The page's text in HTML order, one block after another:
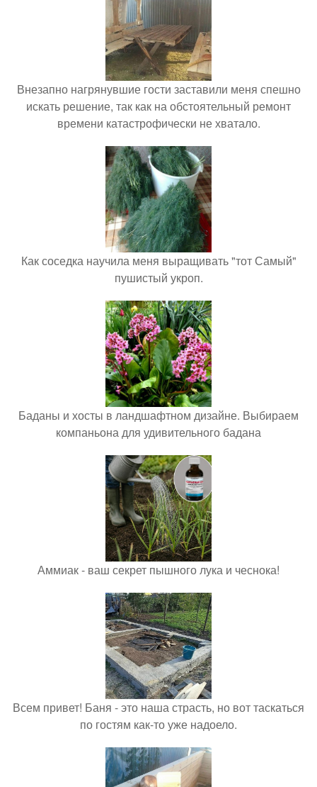
Внезапно нагрянувшие гости заставили меня спешно
искать решение, так как на обстоятельный ремонт
времени катастрофически не хватало.
Как соседка научила меня выращивать "тот Самый"
пушистый укроп.
Баданы и хосты в ландшафтном дизайне. Выбираем
компаньона для удивительного бадана
Аммиак - ваш секрет пышного лука и чеснока!
Всем привет! Баня - это наша страсть, но вот таскаться
по гостям как-то уже надоело.